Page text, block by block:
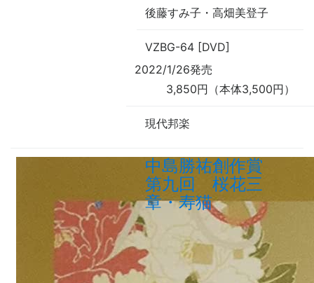
後藤すみ子・高畑美登子
VZBG-64 [DVD]
2022/1/26発売
3,850円（本体3,500円）
現代邦楽
中島勝祐創作賞
第九回 桜花三
章・寿猫